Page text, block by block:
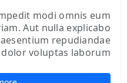
modi omnis eum
Aut nulla explicabo
repudiandae
voluptas laborum. […]